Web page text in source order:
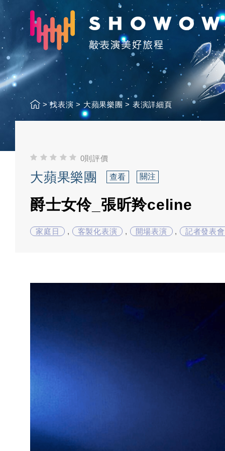
> 找表演 > 大蘋果樂團 > 表演詳細頁
0則評價
大蘋果樂團 查看 關注
爵士女伶_張昕羚celine
家庭日 , 客製化表演 , 開場表演 , 記者發表會